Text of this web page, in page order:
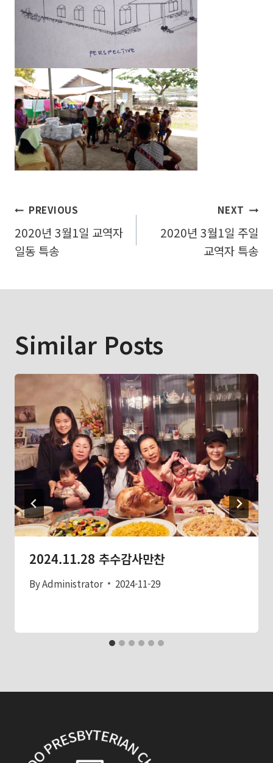
글
탐
PREVIOUS
2020년 3월1일 교역자
일동 특송
NEXT
2020년 3월1일 주일
교역자 특송
Similar Posts
2024.11.28 추수감사만찬
ByAdministrator 2024-11-29